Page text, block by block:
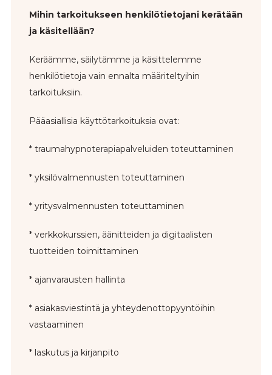
Mihin tarkoitukseen henkilötietojani kerätään
ja käsitellään?
Keräämme, säilytämme ja käsittelemme
henkilötietoja vain ennalta määriteltyihin
tarkoituksiin.
Pääasiallisia käyttötarkoituksia ovat:
* traumahypnoterapiapalveluiden toteuttaminen
* yksilövalmennusten toteuttaminen
* yritysvalmennusten toteuttaminen
* verkkokurssien, äänitteiden ja digitaalisten
tuotteiden toimittaminen
* ajanvarausten hallinta
* asiakasviestintä ja yhteydenottopyyntöihin
vastaaminen
* laskutus ja kirjanpito